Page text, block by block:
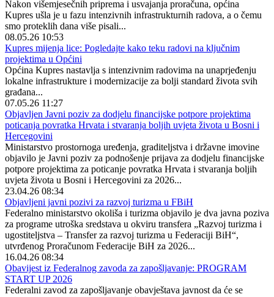
Nakon višemjesečnih priprema i usvajanja proračuna, općina
Kupres ušla je u fazu intenzivnih infrastrukturnih radova, a o čemu
smo proteklih dana više pisali...
08.05.26 10:53
Kupres mijenja lice: Pogledajte kako teku radovi na ključnim
projektima u Općini
Općina Kupres nastavlja s intenzivnim radovima na unaprjeđenju
lokalne infrastrukture i modernizacije za bolji standard života svih
građana...
07.05.26 11:27
Objavljen Javni poziv za dodjelu financijske potpore projektima
poticanja povratka Hrvata i stvaranja boljih uvjeta života u Bosni i
Hercegovini
Ministarstvo prostornoga uređenja, graditeljstva i državne imovine
objavilo je Javni poziv za podnošenje prijava za dodjelu financijske
potpore projektima za poticanje povratka Hrvata i stvaranja boljih
uvjeta života u Bosni i Hercegovini za 2026...
23.04.26 08:34
Objavljeni javni pozivi za razvoj turizma u FBiH
Federalno ministarstvo okoliša i turizma objavilo je dva javna poziva
za programe utroška sredstava u okviru transfera „Razvoj turizma i
ugostiteljstva – Transfer za razvoj turizma u Federaciji BiH“,
utvrđenog Proračunom Federacije BiH za 2026...
16.04.26 08:34
Obavijest iz Federalnog zavoda za zapošljavanje: PROGRAM
START UP 2026
Federalni zavod za zapošljavanje obavještava javnost da će se